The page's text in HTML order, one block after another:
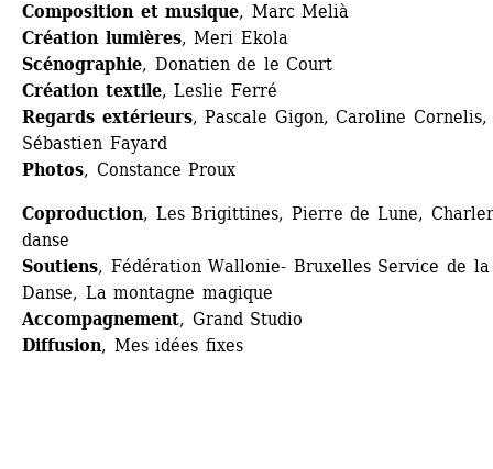
Composition et musique, Marc Melià
Création lumières, Meri Ekola
Scénographie, Donatien de le Court
Création textile, Leslie Ferré
Regards extérieurs, Pascale Gigon, Caroline Cornelis,
Sébastien Fayard
Photos, Constance Proux
Coproduction, Les Brigittines, Pierre de Lune,
danse
Soutiens, Fédération Wallonie- Bruxelles Service de la
Danse, La montagne magique
Accom­pa­g­nement, Grand Stu­dio
Diffusion, Mes idées fixes